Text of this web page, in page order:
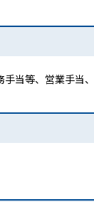
手当等、営業手当